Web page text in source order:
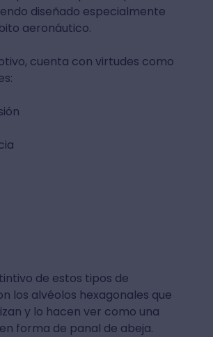
diseñado especialmente
aeronáutico.
cuenta con virtudes como
de estos tipos de
los alvéolos hexagonales que
y lo hacen ver como una
forma de panal de abeja.